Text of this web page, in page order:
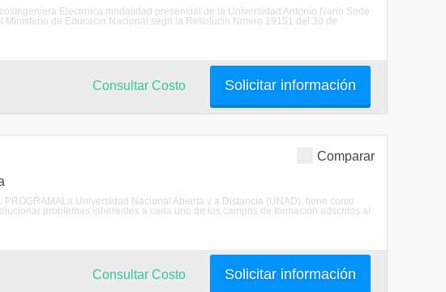
Electrnica modalidad presencial de la Universidad Antonio Nario Sede
de Educacin Nacional segn la Resolucin Nmero 19151 del 30 de
Solicitar información
Consultar Costo
Comparar
Universidad Nacional Abierta y a Distancia (UNAD), tiene como
problemas inherentes a cada uno de los campos de formación adscritos al
Solicitar información
Consultar Costo